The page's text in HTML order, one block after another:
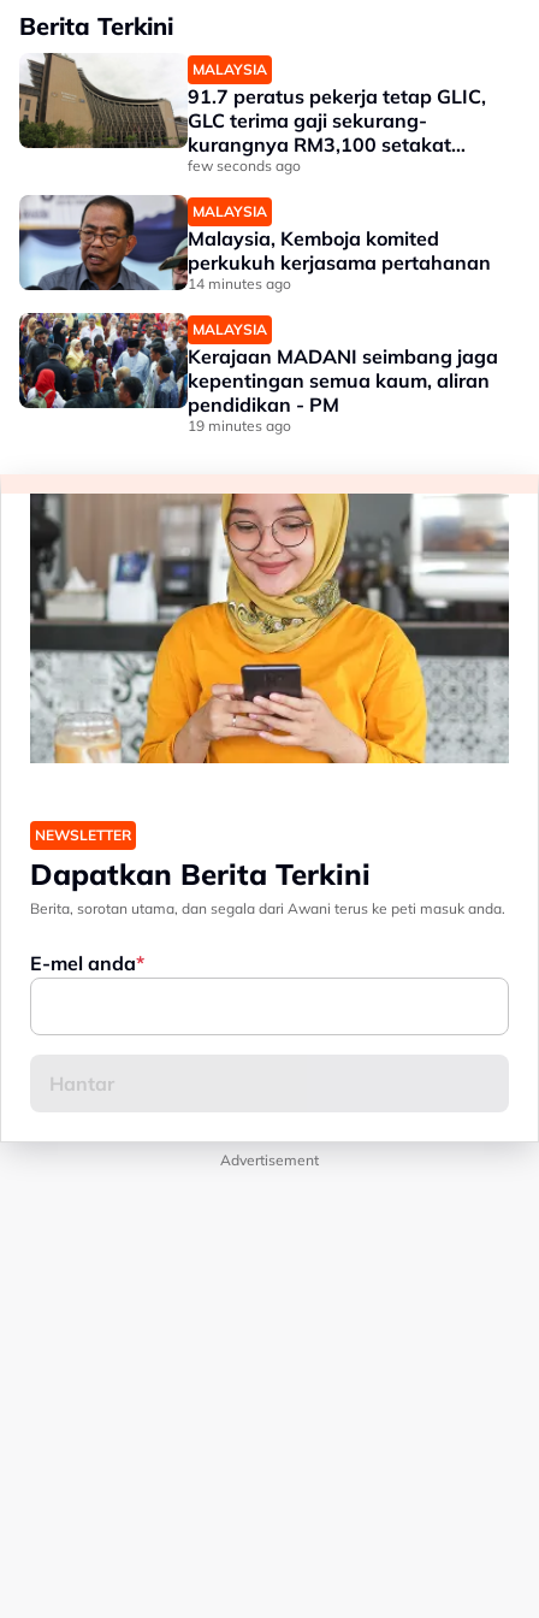
Berita Terkini
MALAYSIA
91.7 peratus pekerja tetap GLIC,
GLC terima gaji sekurang-
kurangnya RM3,100 setakat
akhir 2025
few seconds ago
MALAYSIA
Malaysia, Kemboja komited
perkukuh kerjasama pertahanan
14 minutes ago
MALAYSIA
Kerajaan MADANI seimbang jaga
kepentingan semua kaum, aliran
pendidikan - PM
19 minutes ago
NEWSLETTER
Dapatkan Berita Terkini
Berita, sorotan utama, dan segala dari Awani terus ke peti masuk anda.
E-mel anda
Advertisement